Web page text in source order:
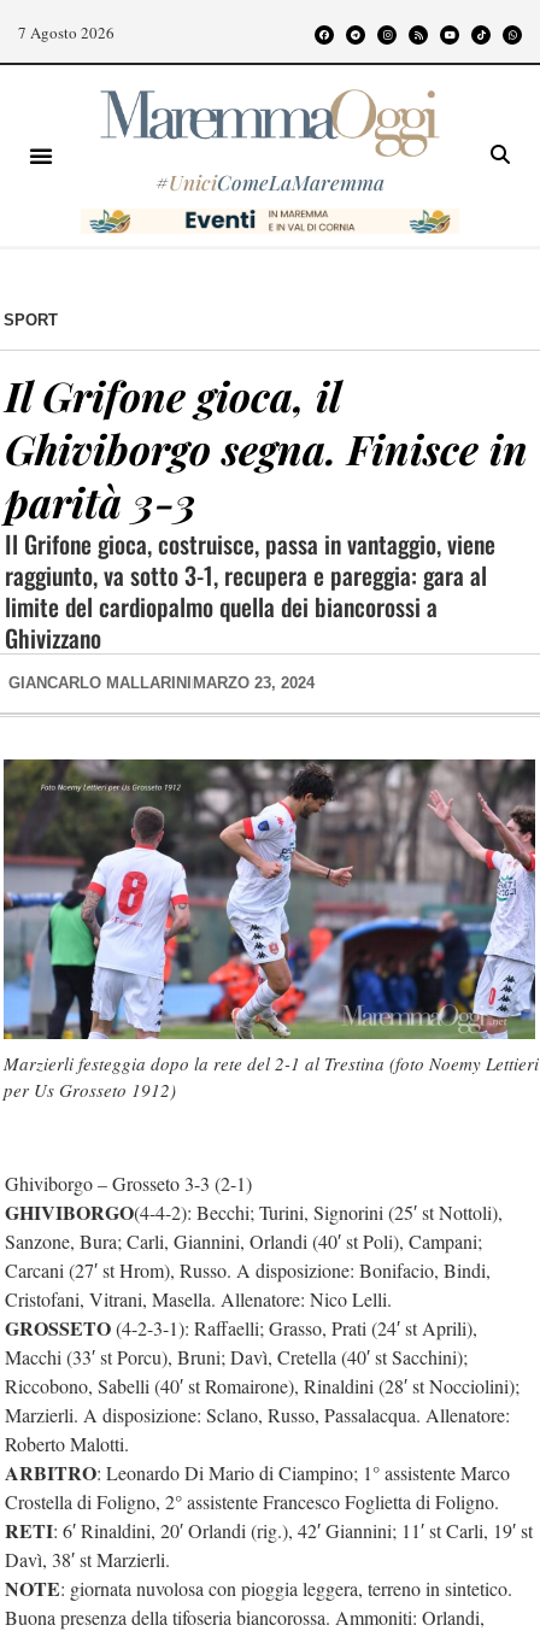
7 Agosto 2026
#UniciComeLaMaremma
SPORT
Il Grifone gioca, il
Ghiviborgo segna. Finisce in
parità 3-3
Il Grifone gioca, costruisce, passa in vantaggio, viene
raggiunto, va sotto 3-1, recupera e pareggia: gara al
limite del cardiopalmo quella dei biancorossi a
Ghivizzano
GIANCARLO MALLARINI MARZO 23, 2024
Marzierli festeggia dopo la rete del 2-1 al Trestina (foto Noemy Lettieri
per Us Grosseto 1912)
Ghiviborgo – Grosseto 3-3 (2-1)
GHIVIBORGO(4-4-2): Becchi; Turini, Signorini (25′ st Nottoli),
Sanzone, Bura; Carli, Giannini, Orlandi (40′ st Poli), Campani;
Carcani (27′ st Hrom), Russo. A disposizione: Bonifacio, Bindi,
Cristofani, Vitrani, Masella. Allenatore: Nico Lelli.
GROSSETO(4-2-3-1): Raffaelli; Grasso, Prati (24′ st Aprili),
Macchi (33′ st Porcu), Bruni; Davì, Cretella (40′ st Sacchini);
Riccobono, Sabelli (40′ st Romairone), Rinaldini (28′ st Nocciolini);
Marzierli. A disposizione: Sclano, Russo, Passalacqua. Allenatore:
Roberto Malotti.
ARBITRO: Leonardo Di Mario di Ciampino; 1° assistente Marco
Crostella di Foligno, 2° assistente Francesco Foglietta di Foligno.
RETI: 6′ Rinaldini, 20′ Orlandi (rig.), 42′ Giannini; 11′ st Carli, 19′ st
Davì, 38′ st Marzierli.
NOTE: giornata nuvolosa con pioggia leggera, terreno in sintetico.
Buona presenza della tifoseria biancorossa. Ammoniti: Orlandi,